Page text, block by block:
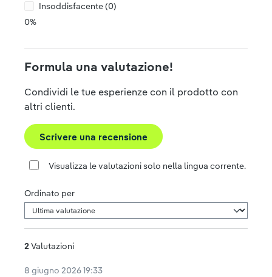
Insoddisfacente (0)
0%
Formula una valutazione!
Condividi le tue esperienze con il prodotto con
altri clienti.
Scrivere una recensione
Visualizza le valutazioni solo nella lingua corrente.
Ordinato per
2Valutazioni
8 giugno 2026 19:33